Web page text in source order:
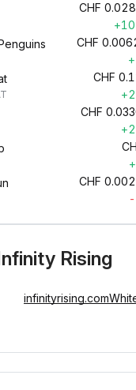
CHF
CHF
CHF
CHF
CHF
Rising
infinityrising.com